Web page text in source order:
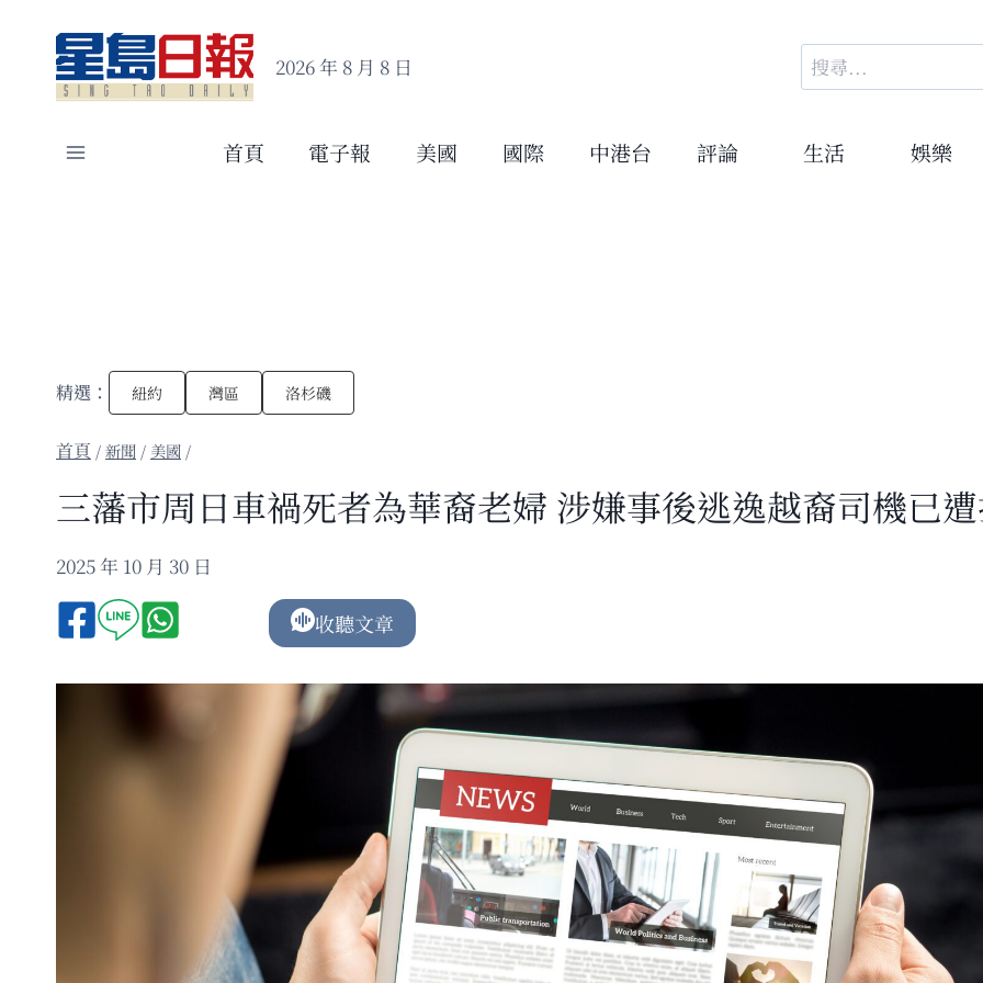
content
2026 年 8 月 8 日
搜
尋
鍵
首頁 電子報 美國 國際 中港台 評論 生活 娛樂
精選： 紐約 灣區 洛杉磯
/新聞 / 美國 /
三藩市周日車禍死者為華裔老婦 涉嫌事後逃逸越裔司機已
2025 年 10 月 30 日
收聽文章